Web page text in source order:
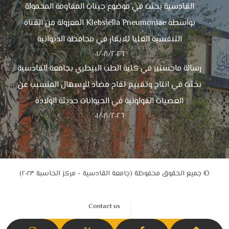
القادسية بحثت في موضوع جينات المقاومة المحمولة
بواسطة Klebsiella Pneumoniae المعزولة من القناة
التنفسية العليا للابقار في محافظة الديوانية
٠١/٠٨/٢٠٢٦
رسالة ماجستير في كلية الطب البيطري بجامعة القادسية
بحثت في انتاج وتقييم لقاح مضاد للإسهال المتسبب عن
العصيات القولونية في الحيوانات حديثة الولادة
٠١/٠٨/٢٠٢٦
© جميع الحقوق محفوظة (جامعة القادسية - مركز الحاسبة ٢٠٢٣)
Contact us